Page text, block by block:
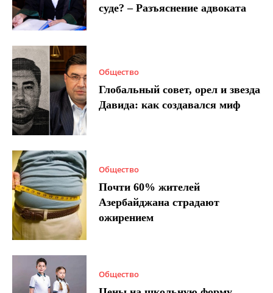
суде? – Разъяснение адвоката
Общество
Глобальный совет, орел и звезда
Давида: как создавался миф
Общество
Почти 60% жителей
Азербайджана страдают
ожирением
Общество